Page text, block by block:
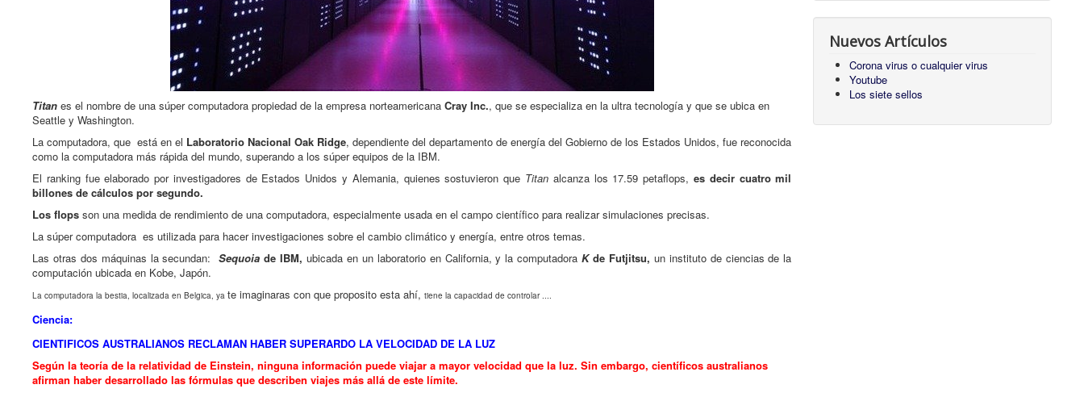
Titan es el nombre de una súper computadora propiedad de la empresa norteamericana Cray Inc., que se especializa en la ultra tecnología y que se ubica en
Seattle y Washington.
La computadora, que está en el Laboratorio Nacional Oak Ridge, dependiente del departamento de energía del Gobierno de los Estados Unidos, fue reconocida
como la computadora más rápida del mundo, superando a los súper equipos de la IBM.
El ranking fue elaborado por investigadores de Estados Unidos y Alemania, quienes sostuvieron que Titan alcanza los 17.59 petaflops, es decir cuatro mil
billones de cálculos por segundo.
Los flops son una medida de rendimiento de una computadora, especialmente usada en el campo científico para realizar simulaciones precisas.
La súper computadora es utilizada para hacer investigaciones sobre el cambio climático y energía, entre otros temas.
Las otras dos máquinas la secundan: Sequoia de IBM, ubicada en un laboratorio en California, y la computadora Kde Futjitsu, un instituto de ciencias de la
computación ubicada en Kobe, Japón.
La computadora la bestia, localizada en Belgica, ya te imaginaras con que proposito esta ahí, tiene la capacidad de controlar ....
Ciencia:
CIENTIFICOS AUSTRALIANOS RECLAMAN HABER SUPERARDO LA VELOCIDAD DE LA LUZ
Según la teoría de la relatividad de Einstein, ninguna información puede viajar a mayor velocidad que la luz. Sin embargo, científicos australianos
afirman haber desarrollado las fórmulas que describen viajes más allá de este límite.
Nuevos Artículos
Corona virus o cualquier virus
Youtube
Los siete sellos